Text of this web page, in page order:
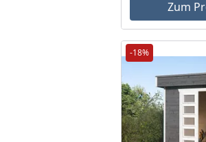
Zum
-18%